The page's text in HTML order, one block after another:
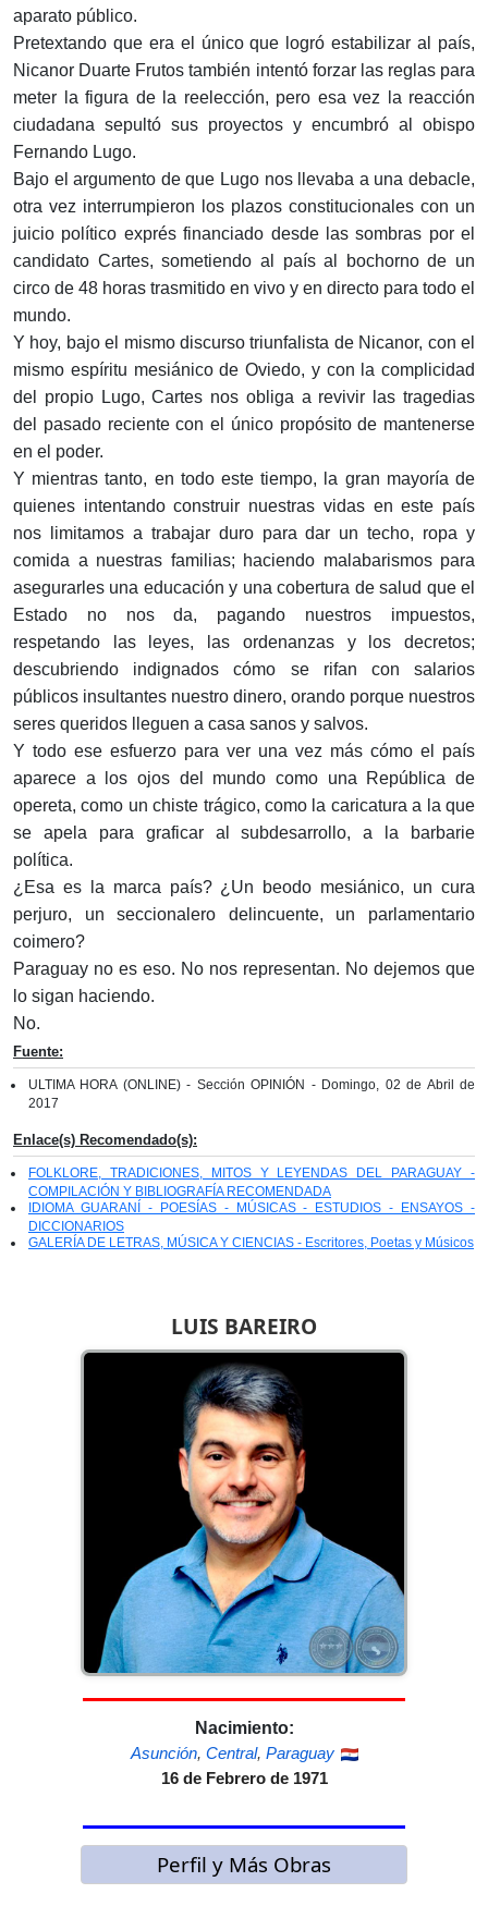
LUIS BAREIRO
Nacimiento:
Asunción, Central, Paraguay
16 de Febrero de 1971
Perfil y Más Obras
aparato público.
Pretextando que era el único que logró estabilizar al país,
Nicanor Duarte Frutos también intentó forzar las reglas para
meter la figura de la reelección, pero esa vez la reacción
ciudadana sepultó sus proyectos y encumbró al obispo
Fernando Lugo.
Bajo el argumento de que Lugo nos llevaba a una debacle,
otra vez interrumpieron los plazos constitucionales con un
juicio político exprés financiado desde las sombras por el
candidato Cartes, sometiendo al país al bochorno de un
circo de 48 horas trasmitido en vivo y en directo para todo el
mundo.
Y hoy, bajo el mismo discurso triunfalista de Nicanor, con el
mismo espíritu mesiánico de Oviedo, y con la complicidad
del propio Lugo, Cartes nos obliga a revivir las tragedias
del pasado reciente con el único propósito de mantenerse
en el poder.
Y mientras tanto, en todo este tiempo, la gran mayoría de
quienes intentando construir nuestras vidas en este país
nos limitamos a trabajar duro para dar un techo, ropa y
comida a nuestras familias; haciendo malabarismos para
asegurarles una educación y una cobertura de salud que el
Estado no nos da, pagando nuestros impuestos,
respetando las leyes, las ordenanzas y los decretos;
descubriendo indignados cómo se rifan con salarios
públicos insultantes nuestro dinero, orando porque nuestros
seres queridos lleguen a casa sanos y salvos.
Y todo ese esfuerzo para ver una vez más cómo el país
aparece a los ojos del mundo como una República de
opereta, como un chiste trágico, como la caricatura a la que
se apela para graficar al subdesarrollo, a la barbarie
política.
¿Esa es la marca país? ¿Un beodo mesiánico, un cura
perjuro, un seccionalero delincuente, un parlamentario
coimero?
Paraguay no es eso. No nos representan. No dejemos que
lo sigan haciendo.
No.
Fuente:
ULTIMA HORA (ONLINE) - Sección OPINIÓN - Domingo, 02 de Abril de
2017
Enlace(s) Recomendado(s):
FOLKLORE, TRADICIONES, MITOS Y LEYENDAS DEL PARAGUAY -
COMPILACIÓN Y BIBLIOGRAFÍA RECOMENDADA
IDIOMA GUARANÍ - POESÍAS - MÚSICAS - ESTUDIOS - ENSAYOS -
DICCIONARIOS
GALERÍA DE LETRAS, MÚSICA Y CIENCIAS - Escritores, Poetas y Músicos